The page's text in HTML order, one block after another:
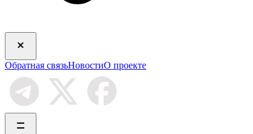
Обратная связьНовостиО проекте